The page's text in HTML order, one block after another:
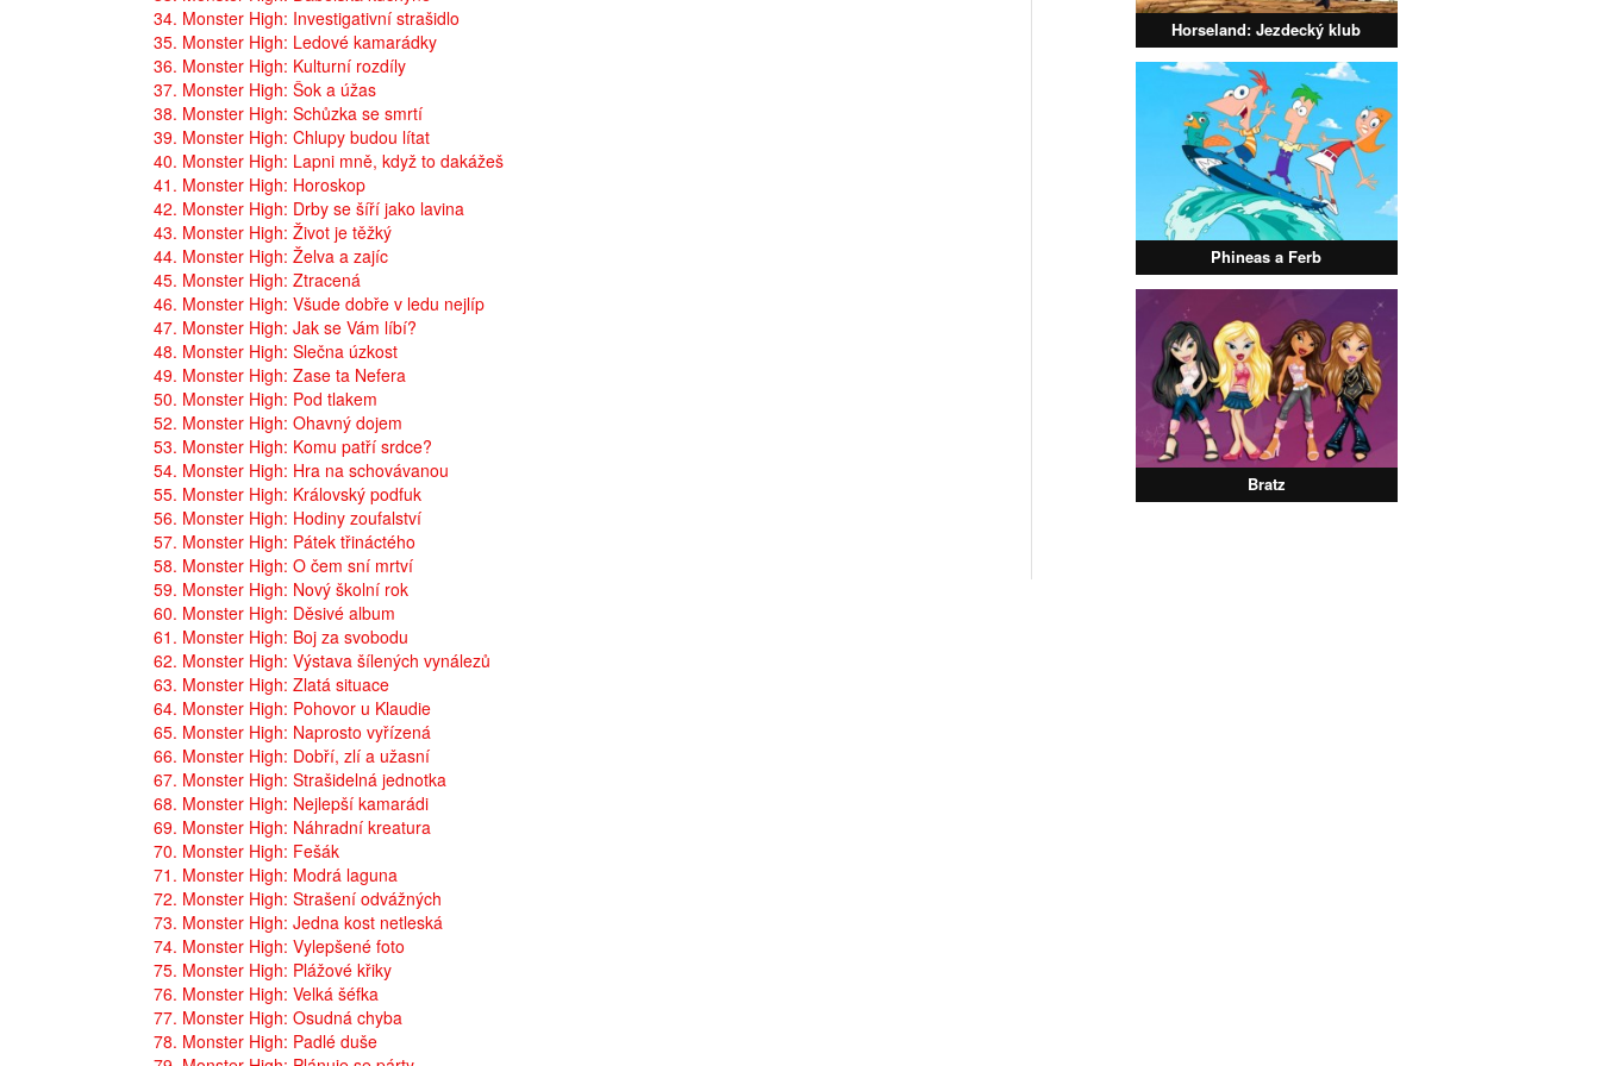
34. Monster High: Investigativní strašidlo
35. Monster High: Ledové kamarádky
36. Monster High: Kulturní rozdíly
37. Monster High: Šok a úžas
38. Monster High: Schůzka se smrtí
39. Monster High: Chlupy budou lítat
40. Monster High: Lapni mně, když to dakážeš
41. Monster High: Horoskop
42. Monster High: Drby se šíří jako lavina
43. Monster High: Život je těžký
44. Monster High: Želva a zajíc
45. Monster High: Ztracená
46. Monster High: Všude dobře v ledu nejlíp
47. Monster High: Jak se Vám líbí?
48. Monster High: Slečna úzkost
49. Monster High: Zase ta Nefera
50. Monster High: Pod tlakem
52. Monster High: Ohavný dojem
53. Monster High: Komu patří srdce?
54. Monster High: Hra na schovávanou
55. Monster High: Královský podfuk
56. Monster High: Hodiny zoufalství
57. Monster High: Pátek třináctého
58. Monster High: O čem sní mrtví
59. Monster High: Nový školní rok
60. Monster High: Děsivé album
61. Monster High: Boj za svobodu
62. Monster High: Výstava šílených vynálezů
63. Monster High: Zlatá situace
64. Monster High: Pohovor u Klaudie
65. Monster High: Naprosto vyřízená
66. Monster High: Dobří, zlí a užasní
67. Monster High: Strašidelná jednotka
68. Monster High: Nejlepší kamarádi
69. Monster High: Náhradní kreatura
70. Monster High: Fešák
71. Monster High: Modrá laguna
72. Monster High: Strašení odvážných
73. Monster High: Jedna kost netleská
74. Monster High: Vylepšené foto
75. Monster High: Plážové křiky
76. Monster High: Velká šéfka
77. Monster High: Osudná chyba
78. Monster High: Padlé duše
Horseland: Jezdecký klub
Phineas a Ferb
Bratz